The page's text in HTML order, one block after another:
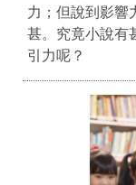
力；但說到影響
甚。究竟小說有
引力呢？